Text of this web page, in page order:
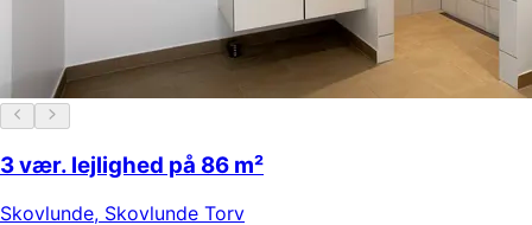
3 vær. lejlighed på 86 m²
Skovlunde, Skovlunde Torv